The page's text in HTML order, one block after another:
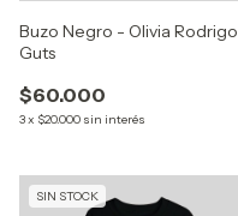
Buzo Negro - Olivia Rodrigo
Guts
$60.000
3x $20.000 sin interés
SIN STOCK